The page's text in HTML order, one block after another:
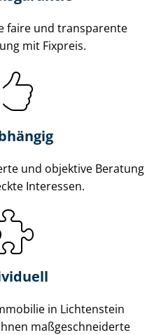
faire und transparente
mit Fixpreis.
und objektive Beratung
Interessen.
in Lichtenstein
maß­ge­schnei­der­te